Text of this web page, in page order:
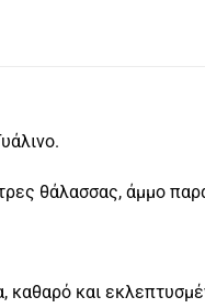
θάλασσας, άμμο
καθαρό και